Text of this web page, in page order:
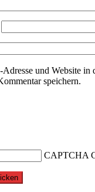
und Website in
speichern.
CAPTCHA